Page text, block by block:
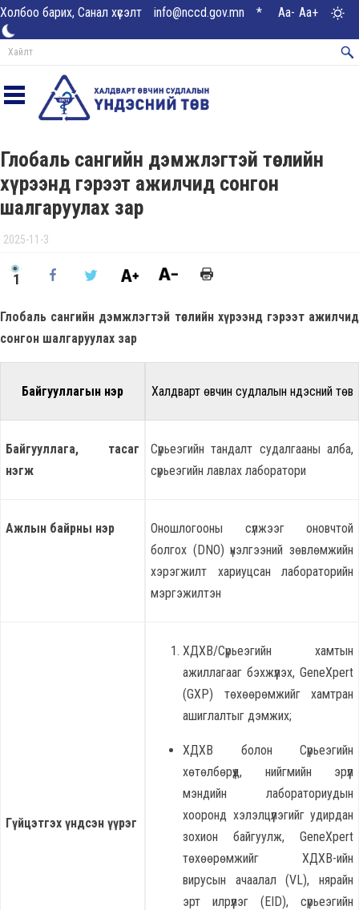
Холбоо барих, Санал хүсэлт info@nccd.gov.mn * Aa- Aa+
Глобаль сангийн дэмжлэгтэй төслийн
хүрээнд гэрээт ажилчид сонгон
шалгаруулах зар
2025-11-3
1
Глобаль сангийн дэмжлэгтэй төслийн хүрээнд гэрээт ажилчид
сонгон шалгаруулах зар
Байгууллагын нэр Халдварт өвчин судлалын үндэсний төв
Байгууллага, тасаг
нэгж
Сүрьеэгийн тандалт судалгааны алба,
сүрьеэгийн лавлах лаборатори
Ажлын байрны нэр
Оношлогооны сүлжээг оновчтой
болгох (DNO) үнэлгээний зөвлөмжийн
хэрэгжилт хариуцсан лабораторийн
мэргэжилтэн
Гүйцэтгэх үндсэн үүрэг
ХДХВ/Сүрьеэгийн хамтын
ажиллагааг бэхжүүлэх, GeneXpert
(GXP) төхөөрөмжийг хамтран
ашиглалтыг дэмжих;
ХДХВ болон Сүрьеэгийн
хөтөлбөрүүд, нийгмийн эрүүл
мэндийн лабораториудын
хооронд хэлэлцүүлэгийг удирдан
зохион байгуулж, GeneXpert
төхөөрөмжийг ХДХВ-ийн
вирусын ачаалал (VL), нярайн
эрт илрүүлэг (EID), сүрьеэгийн